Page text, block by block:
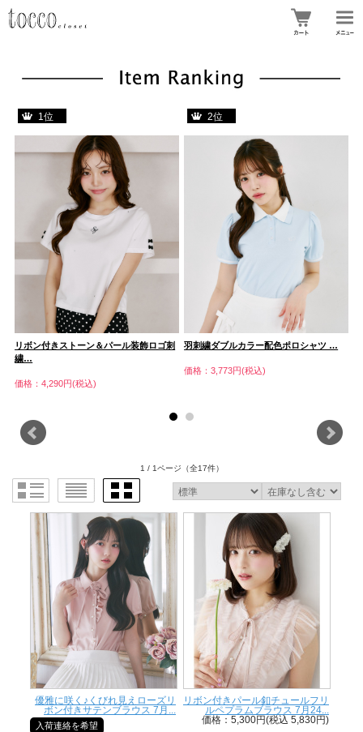
1位
リボン付きストーン＆パール装飾ロゴ刺
繍…
価格：4,290円(税込)
2位
羽刺繍ダブルカラー配色ポロシャツ …
価格：3,773円(税込)
1 / 1ページ （全17件）
優雅に咲く♪くびれ見えローズリ
ボン付きサテンブラウス 7月...
入荷連絡を希望
リボン付きパール釦チュールフリ
ルペプラムブラウス 7月24...
価格：5,300円(税込 5,830円)